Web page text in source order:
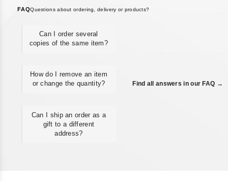
FAQQuestions about ordering, delivery or products?
Can I order several
copies of the same item?
How do I remove an item
or change the quantity?
Can I ship an order as a
gift to a different
address?
Find all answers in our FAQ →